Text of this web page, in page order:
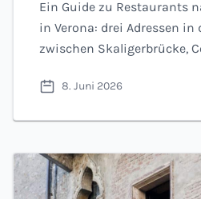
Zentrum (2026)
Ein Guide zu Restaurants
in Verona: drei Adressen in
zwischen Skaligerbrücke,
8. Juni 2026